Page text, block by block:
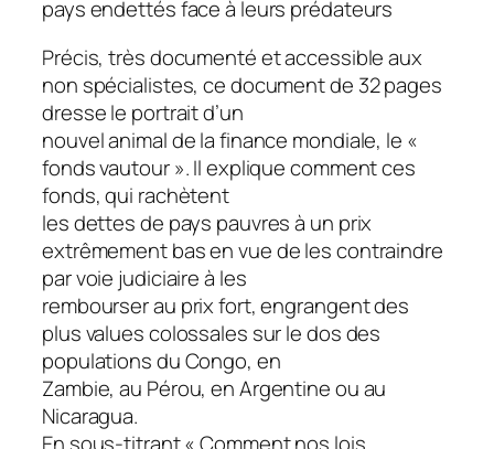
pays endettés face à leurs prédateurs
Précis, très documenté et accessible aux
non spécialistes, ce document de 32 pages
dresse le portrait d’un
nouvel animal de la finance mondiale, le «
fonds vautour ». Il explique comment ces
fonds, qui rachètent
les dettes de pays pauvres à un prix
extrêmement bas en vue de les contraindre
par voie judiciaire à les
rembourser au prix fort, engrangent des
plus values colossales sur le dos des
populations du Congo, en
Zambie, au Pérou, en Argentine ou au
Nicaragua.
En sous-titrant « Comment nos lois